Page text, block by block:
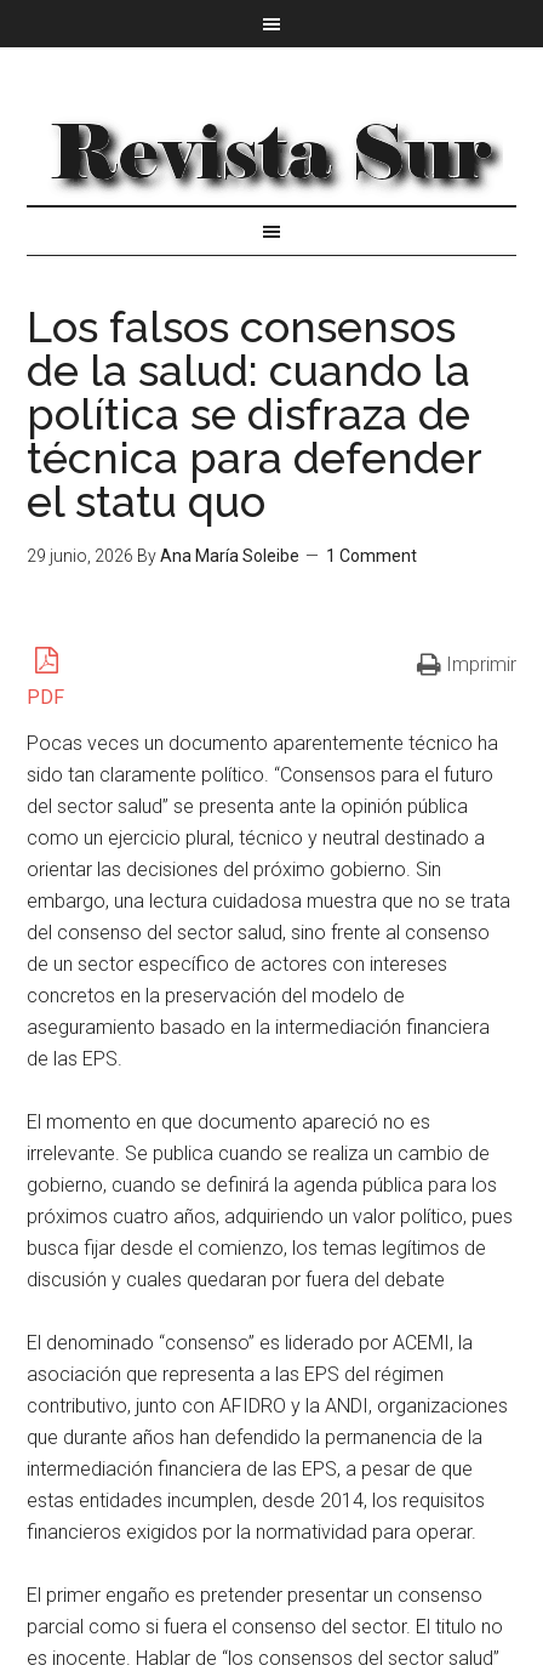
Los falsos consensos
de la salud: cuando la
política se disfraza de
técnica para defender
el statu quo
29 junio, 2026 ByAna María Soleibe 1 Comment
PDF
Imprimir
Pocas veces un documento aparentemente técnico ha
sido tan claramente político. “Consensos para el futuro
del sector salud” se presenta ante la opinión pública
como un ejercicio plural, técnico y neutral destinado a
orientar las decisiones del próximo gobierno. Sin
embargo, una lectura cuidadosa muestra que no se trata
del consenso del sector salud, sino frente al consenso
de un sector específico de actores con intereses
concretos en la preservación del modelo de
aseguramiento basado en la intermediación financiera
de las EPS.
El momento en que documento apareció no es
irrelevante. Se publica cuando se realiza un cambio de
gobierno, cuando se definirá la agenda pública para los
próximos cuatro años, adquiriendo un valor político, pues
busca fijar desde el comienzo, los temas legítimos de
discusión y cuales quedaran por fuera del debate
El denominado “consenso” es liderado por ACEMI, la
asociación que representa a las EPS del régimen
contributivo, junto con AFIDRO y la ANDI, organizaciones
que durante años han defendido la permanencia de la
intermediación financiera de las EPS, a pesar de que
estas entidades incumplen, desde 2014, los requisitos
financieros exigidos por la normatividad para operar.
El primer engaño es pretender presentar un consenso
parcial como si fuera el consenso del sector. El titulo no
es inocente. Hablar de “los consensos del sector salud”